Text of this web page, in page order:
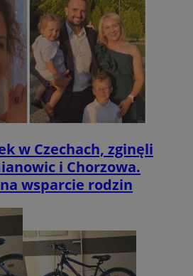
w Czechach, zginęli
i Chorzowa.
wsparcie rodzin